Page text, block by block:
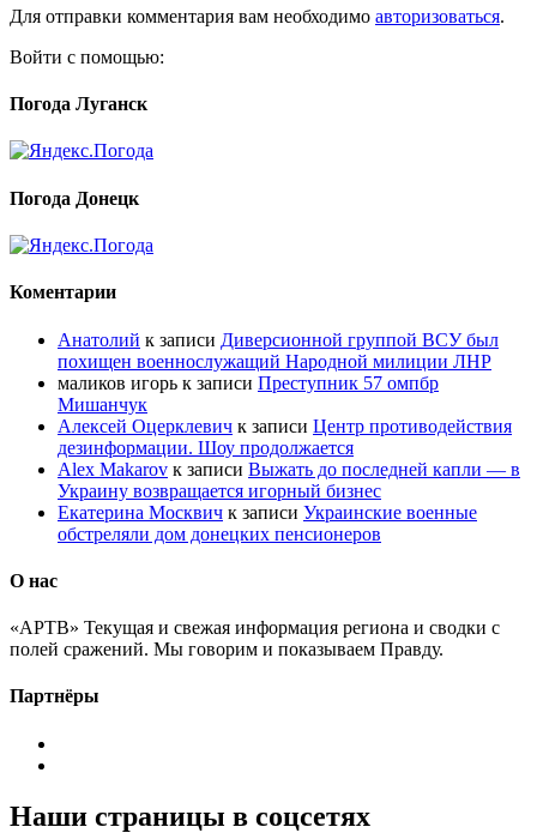
Для отправки комментария вам необходимо авторизоваться.
Войти с помощью:
Погода Луганск
Погода Донецк
Коментарии
Анатолий к записи Диверсионной группой ВСУ был
похищен военнослужащий Народной милиции ЛНР
маликов игорь к записи Преступник 57 омпбр
Мишанчук
Алексей Оцерклевич к записи Центр противодействия
дезинформации. Шоу продолжается
Alex Makarov к записи Выжать до последней капли — в
Украину возвращается игорный бизнес
Екатерина Москвич к записи Украинские военные
обстреляли дом донецких пенсионеров
О нас
«АРТВ» Текущая и свежая информация региона и сводки с
полей сражений. Мы говорим и показываем Правду.
Партнёры
Наши страницы в соцсетях